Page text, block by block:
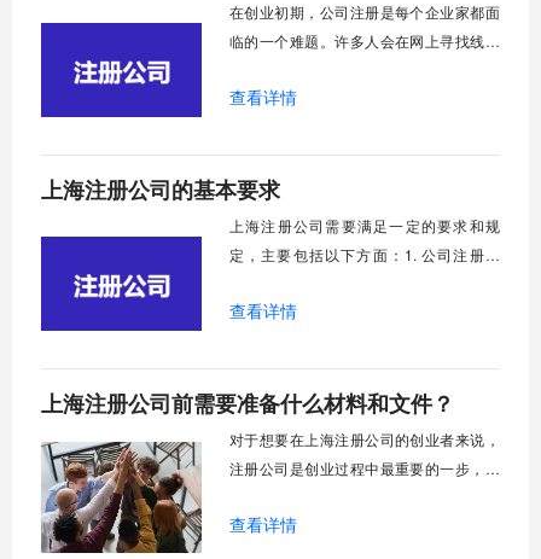
在创业初期，公司注册是每个企业家都面
临的一个难题。许多人会在网上寻找线索
定的了解，但很快就会遇到各种问题。下
流程详解及所需资料。
查看详情
上海注册公司的基本要求
上海注册公司需要满足一定的要求和规
定，主要包括以下方面：1. 公司注册资
2. 公司名称：必须确保不重名、同音、同
众，不能使用政党名称，不得包含外国文
字或阿拉伯数字等。3. 公司经营范围：涉
查看详情
上海注册公司前需要准备什么材料和文件？
对于想要在上海注册公司的创业者来说，
注册公司是创业过程中最重要的一步，它
册公司前需要准备什么材料？
查看详情